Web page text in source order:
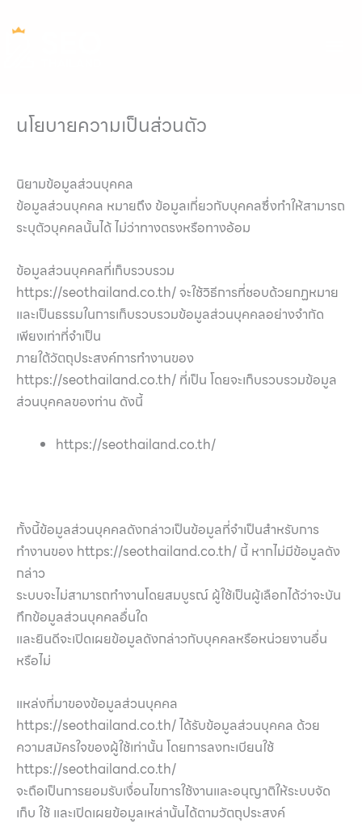
to
นโยบายความเป็นส่วนตัว
นิยามข้อมูลส่วนบุคคล
ข้อมูลส่วนบุคคล หมายถึง ข้อมูลเกี่ยวกับบุคคลซึ่งทำให้สามารถ
ระบุตัวบุคคลนั้นได้ ไม่ว่าทางตรงหรือทางอ้อม
ข้อมูลส่วนบุคคลที่เก็บรวบรวม
https://seothailand.co.th/ จะใช้วิธีการที่ชอบด้วยกฏหมาย
และเป็นธรรมในการเก็บรวบรวมข้อมูลส่วนบุคคลอย่างจำกัด
เพียงเท่าที่จำเป็น
ภายใต้วัตถุประสงค์การทำงานของ
https://seothailand.co.th/ ที่เป็น โดยจะเก็บรวบรวมข้อมูล
ส่วนบุคคลของท่าน ดังนี้
https://seothailand.co.th/
ทั้งนี้ข้อมูลส่วนบุคคลดังกล่าวเป็นข้อมูลที่จำเป็นสำหรับการ
ทำงานของ https://seothailand.co.th/ นี้ หากไม่มีข้อมูลดัง
กล่าว
ระบบจะไม่สามารถทำงานโดยสมบูรณ์ ผู้ใช้เป็นผู้เลือกได้ว่าจะบัน
ทึกข้อมูลส่วนบุคคลอื่นใด
และยินดีจะเปิดเผยข้อมูลดังกล่าวกับบุคคลหรือหน่วยงานอื่น
หรือไม่
แหล่งที่มาของข้อมูลส่วนบุคคล
https://seothailand.co.th/ ได้รับข้อมูลส่วนบุคคล ด้วย
ความสมัครใจของผู้ใช้เท่านั้น โดยการลงทะเบียนใช้
https://seothailand.co.th/
จะถือเป็นการยอมรับเงื่อนไขการใช้งานและอนุญาติให้ระบบจัด
เก็บ ใช้ และเปิดเผยข้อมูลเหล่านั้นได้ตามวัตถุประสงค์